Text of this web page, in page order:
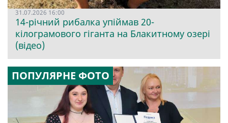
31.07.2026 16:00
14-річний рибалка упіймав 20-
кілограмового гіганта на Блакитному озері
(відео)
ПОПУЛЯРНЕ ФОТО